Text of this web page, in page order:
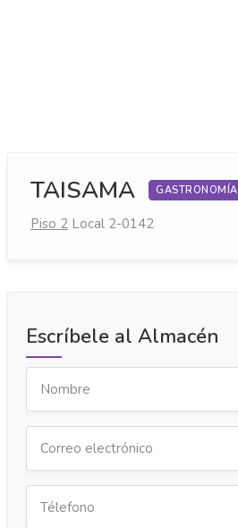
TAISAMA GASTRONOMÍA
Piso 2 Local 2-0142
Escríbele al Almacén